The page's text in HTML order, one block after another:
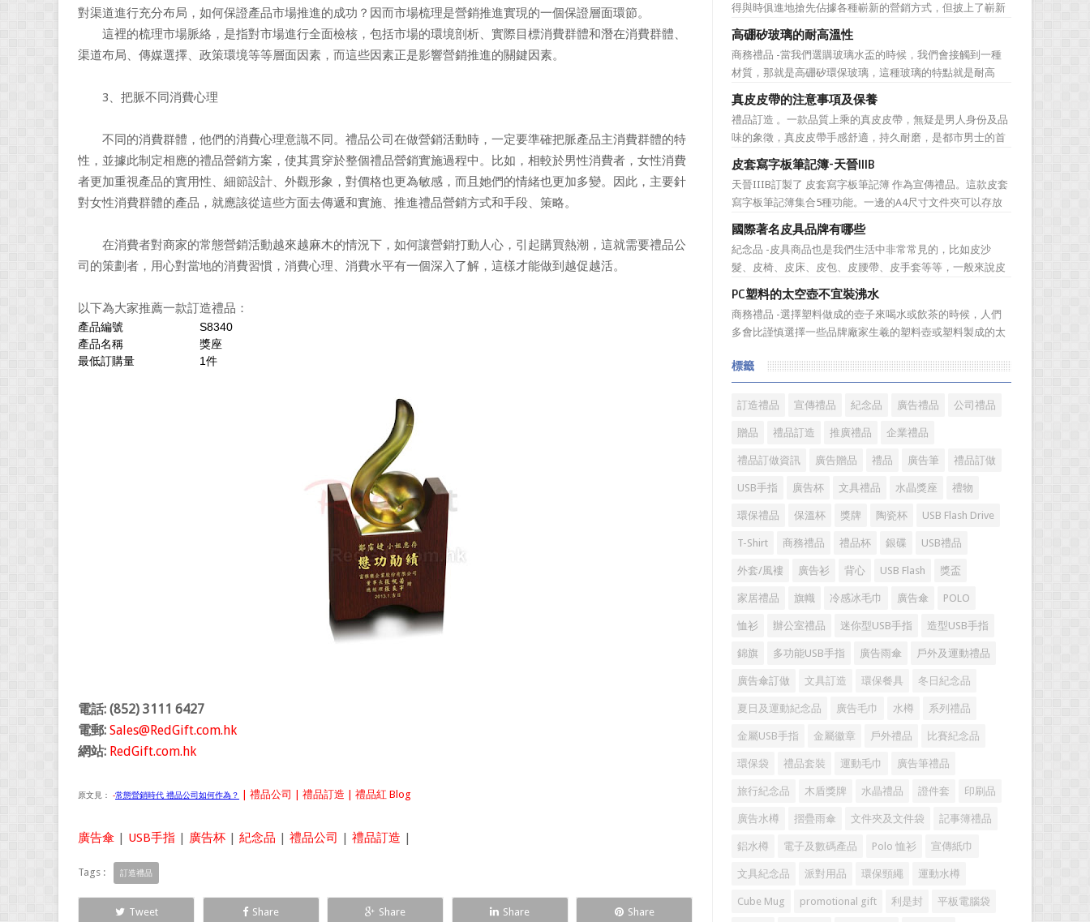
對渠道進行充分布局，如何保證產品市場推進的成功？因而市場梳理是營銷推進實現的一個保證層面環節。
這裡的梳理市場脈絡，是指對市場進行全面檢核，包括市場的環境剖析、實際目標消費群體和潛在消費群體、
渠道布局、傳媒選擇、政策環境等等層面因素，而這些因素正是影響營銷推進的關鍵因素。
3、把脈不同消費心理
不同的消費群體，他們的消費心理意識不同。禮品公司在做營銷活動時，一定要準確把脈產品主消費群體的特
性，並據此制定相應的禮品營銷方案，使其貫穿於整個禮品營銷實施過程中。比如，相較於男性消費者，女性消費
者更加重視產品的實用性、細節設計、外觀形象，對價格也更為敏感，而且她們的情緒也更加多變。因此，主要針
對女性消費群體的產品，就應該從這些方面去傳遞和實施、推進禮品營銷方式和手段、策略。
在消費者對商家的常態營銷活動越來越麻木的情況下，如何讓營銷打動人心，引起購買熱潮，這就需要禮品公
司的策劃者，用心對當地的消費習慣，消費心理、消費水平有一個深入了解，這樣才能做到越促越活。
以下為大家推薦一款訂造禮品：
產品編號
S8340
產品名稱
獎座
最低訂購量
1件
電話: (852) 3111 6427
電郵: Sales@RedGift.com.hk
網站: RedGift.com.hk
原文見： -常態營銷時代 禮品公司如何作為？ | 禮品公司 | 禮品訂造 | 禮品紅 Blog
廣告傘 | USB手指 | 廣告杯 | 紀念品 | 禮品公司 | 禮品訂造 |
Tags : 訂造禮品
Tweet Share Share Share Share
得與時俱進地搶先佔據各種嶄新的營銷方式，但披上了嶄新
的營銷軀殼，卻沒有掌握營銷的靈魂。要知道，營銷真正的
價值不是將品牌鋪設到消費者眼前，而是將品牌印到消費者
心裡 與消費者的心理距離的拉近，並不是一朝一夕的事
情，需要做好持...
高硼矽玻璃的耐高溫性
商務禮品 -當我們選購玻璃水盃的時候，我們會接觸到一種
材質，那就是高硼矽環保玻璃，這種玻璃的特點就是耐高
溫，那麼這個耐高溫的溫度限製和準確的含義是什麼呢?禮品
紅的小編給大家總結如下。 耐熱玻璃【Heat-resistant
glass】是指含有耐熱性強的硼酸﹑矽酸成分,能夠...
真皮皮帶的注意事項及保養
禮品訂造 。一款品質上乘的真皮皮帶，無疑是男人身份及品
味的象徵，真皮皮帶手感舒適，持久耐磨，是都市男士的首
選。當你還在髮愁老爸生日禮物送什麼的時候，一款真皮皮
帶就是非常不錯的選擇。但是真皮皮帶如果疏於保養，也會
黯然失色，出現裂痕和破損的痕跡，今天小編就爲大家分享
真皮皮帶的注意事項...
皮套寫字板筆記簿-天晉IIIB
天晉IIIB訂製了 皮套寫字板筆記簿 作為宣傳禮品。這款皮套
寫字板筆記簿集合5種功能。一邊的A4尺寸文件夾可以存放
A4紙或宣傳冊等。A4文件夾下是一個票據夾，可以存放收據
或支票。然後就是透明的名片夾。在正中可以掛插一支廣告
筆。最後一邊則是一本帶橫線的便簽紙，還可以當作寫字
板。選擇...
國際著名皮具品牌有哪些
紀念品 -皮具商品也是我們生活中非常常見的，比如皮沙
髮、皮椅、皮床、皮包、皮腰帶、皮手套等等，一般來說皮
具具備細膩的手感和自然的色澤度，所以深受消費者的青
睞。國際著名皮具品牌有哪些?下麵就一起來了解一下吧!
國際著名皮具品牌： 1、路易·威登(LV) 創立於
1...
PC塑料的太空壺不宜裝沸水
商務禮品 -選擇塑料做成的壺子來喝水或飲茶的時候，人們
多會比謹慎選擇一些品牌廠家生羲的塑料壺或塑料製成的太
料壺才安全? PP材質的耐熱性和穩定性好，但耐磨性比
PC差一些。而PC製品比PP製品更美觀，但不耐熱，且部分
PC...
標籤
訂造禮品 宣傳禮品 紀念品 廣告禮品 公司禮品
贈品 禮品訂造 推廣禮品 企業禮品
禮品訂做資訊 廣告贈品 禮品 廣告筆 禮品訂做
USB手指 廣告杯 文具禮品 水晶獎座 禮物
環保禮品 保溫杯 獎牌 陶瓷杯 USB Flash Drive
T-Shirt 商務禮品 禮品杯 銀碟 USB禮品
外套/風褸 廣告衫 背心 USB Flash 獎盃
家居禮品 旗幟 冷感冰毛巾 廣告傘 POLO
恤衫 辦公室禮品 迷你型USB手指 造型USB手指
錦旗 多功能USB手指 廣告雨傘 戶外及運動禮品
廣告傘訂做 文具訂造 環保餐具 冬日紀念品
夏日及運動紀念品 廣告毛巾 水樽 系列禮品
金屬USB手指 金屬徽章 戶外禮品 比賽紀念品
環保袋 禮品套裝 運動毛巾 廣告筆禮品
旅行紀念品 木盾獎牌 水晶禮品 證件套 印刷品
廣告水樽 摺疊雨傘 文件夾及文件袋 記事簿禮品
鋁水樽 電子及數碼產品 Polo 恤衫 宣傳紙巾
文具紀念品 派對用品 環保頸繩 運動水樽
Cube Mug promotional gift 利是封 平板電腦袋